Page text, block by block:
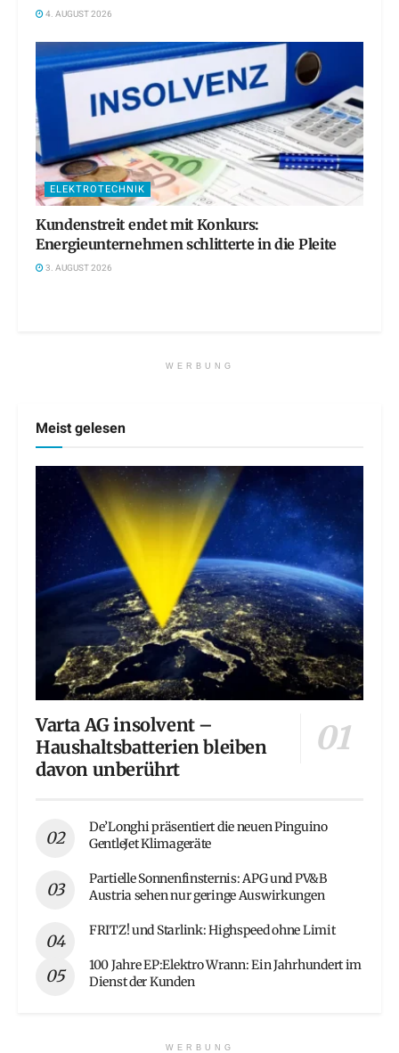
4. AUGUST 2026
ELEKTROTECHNIK
Kundenstreit endet mit Konkurs:
Energieunternehmen schlitterte in die Pleite
3. AUGUST 2026
WERBUNG
Meist gelesen
Varta AG insolvent –
Haushaltsbatterien bleiben
davon unberührt
De’Longhi präsentiert die neuen Pinguino
GentleJet Klimageräte
Partielle Sonnenfinsternis: APG und PV&B
Austria sehen nur geringe Auswirkungen
FRITZ! und Starlink: Highspeed ohne Limit
100 Jahre EP:Elektro Wrann: Ein Jahrhundert im
Dienst der Kunden
WERBUNG